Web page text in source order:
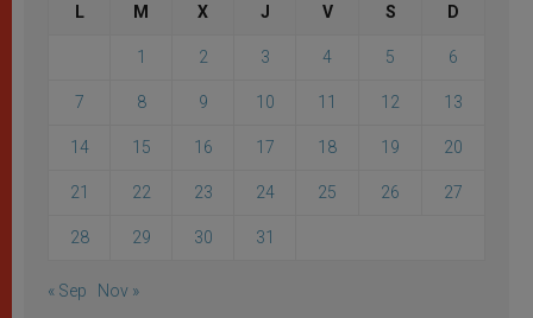
L M X J V S D
1 2 3 4 5 6
7 8 9 10 11 12 13
14 15 16 17 18 19 20
21 22 23 24 25 26 27
28 29 30 31
« Sep Nov »